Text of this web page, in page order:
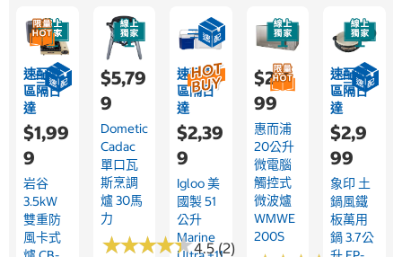
速配限
區隔日
達
$1,99
9
岩谷
3.5kW
雙重防
風卡式
$5,79
9
Dometic
Cadac
單口瓦
斯烹調
爐 30馬
力
★★★★★
★★★★★4.5 (2)
速配限
區隔日
達
$2,39
9
Igloo 美
國製 51
公升
Marine
$2,4
99
惠而浦
20公升
微電腦
觸控式
微波爐
WMWE
200S
速配限
區隔日
達
$2,9
99
象印 土
鍋風鐵
板萬用
鍋 3.7公